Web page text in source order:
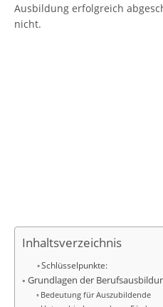
Ausbildung erfolgreich
nicht.
Inhaltsverzeichnis
Schlüsselpunkte:
Grundlagen der
Bedeutung für Auszubildende